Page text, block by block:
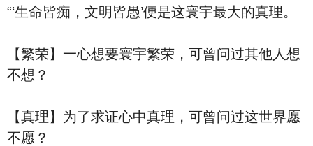
“‘生命皆痴，文明皆愚’便是这寰宇最大的真理。
【繁荣】一心想要寰宇繁荣，可曾问过其他人想
不想？
【真理】为了求证心中真理，可曾问过这世界愿
不愿？